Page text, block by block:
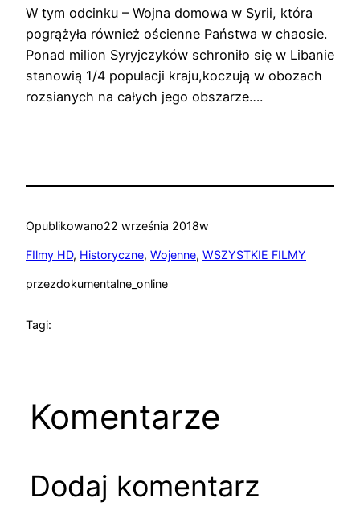
W tym odcinku – Wojna domowa w Syrii, która
pogrążyła również ościenne Państwa w chaosie.
Ponad milion Syryjczyków schroniło się w Libanie
stanowią 1/4 populacji kraju,koczują w obozach
rozsianych na całych jego obszarze….
Opublikowano22 września 2018w
FIlmy HD, Historyczne, Wojenne, WSZYSTKIE FILMY
przezdokumentalne_online
Tagi:
Komentarze
Dodaj komentarz